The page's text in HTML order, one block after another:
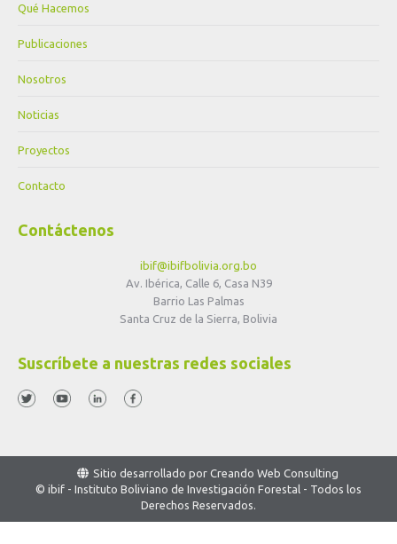
Qué Hacemos
Publicaciones
Nosotros
Noticias
Proyectos
Contacto
Contáctenos
ibif@ibifbolivia.org.bo
Av. Ibérica, Calle 6, Casa N39
Barrio Las Palmas
Santa Cruz de la Sierra, Bolivia
Suscríbete a nuestras redes sociales
Sitio desarrollado por Creando Web Consulting
© ibif - Instituto Boliviano de Investigación Forestal - Todos los
Derechos Reservados.